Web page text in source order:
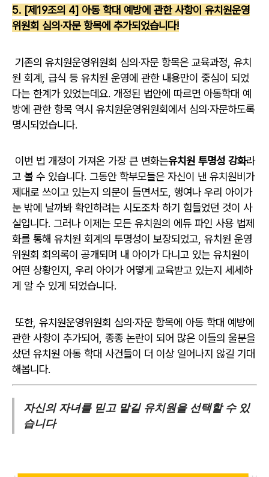
5. [제19조의 4] 아동 학대 예방에 관한 사항이 유치원운영
위원회 심의·자문 항목에 추가되었습니다!
기존의 유치원운영위원회 심의·자문 항목은 교육과정, 유치
원 회계, 급식 등 유치원 운영에 관한 내용만이 중심이 되었
다는 한계가 있었는데요. 개정된 법안에 따르면 아동학대 예
방에 관한 항목 역시 유치원운영위원회에서 심의·자문하도록
명시되었습니다.
이번 법 개정이 가져온 가장 큰 변화는유치원 투명성 강화라
고 볼 수 있습니다. 그동안 학부모들은 자신이 낸 유치원비가
제대로 쓰이고 있는지 의문이 들면서도, 행여나 우리 아이가
눈 밖에 날까봐 확인하려는 시도조차 하기 힘들었던 것이 사
실입니다. 그러나 이제는 모든 유치원의 에듀 파인 사용 법제
화를 통해 유치원 회계의 투명성이 보장되었고, 유치원 운영
위원회 회의록이 공개되며 내 아이가 다니고 있는 유치원이
어떤 상황인지, 우리 아이가 어떻게 교육받고 있는지 세세하
게 알 수 있게 되었습니다.
또한, 유치원운영위원회 심의·자문 항목에 아동 학대 예방에
관한 사항이 추가되어, 종종 논란이 되어 많은 이들의 울분을
샀던 유치원 아동 학대 사건들이 더 이상 일어나지 않길 기대
해봅니다.
자신의 자녀를 믿고 맡길 유치원을 선택할 수 있
습니다